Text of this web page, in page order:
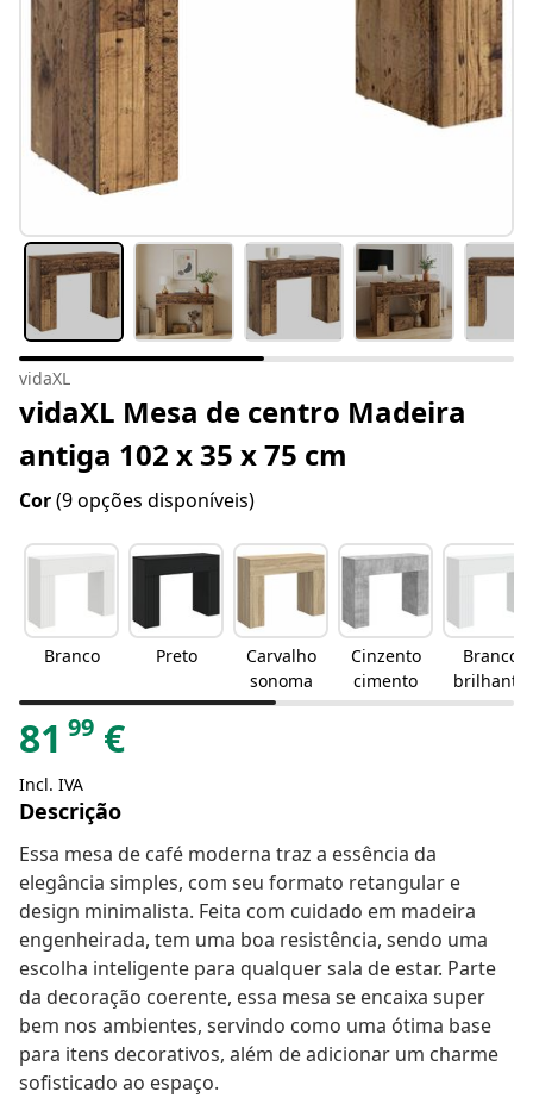
vidaXL
vidaXL Mesa de centro Madeira
antiga 102 x 35 x 75 cm
Cor(9 opções disponíveis)
Branco Preto
Carvalho
sonoma
Cinzento
cimento
Branco
brilhante
81 99 €
Incl. IVA
Descrição
Essa mesa de café moderna traz a essência da
elegância simples, com seu formato retangular e
design minimalista. Feita com cuidado em madeira
engenheirada, tem uma boa resistência, sendo uma
escolha inteligente para qualquer sala de estar. Parte
da decoração coerente, essa mesa se encaixa super
bem nos ambientes, servindo como uma ótima base
para itens decorativos, além de adicionar um charme
sofisticado ao espaço.